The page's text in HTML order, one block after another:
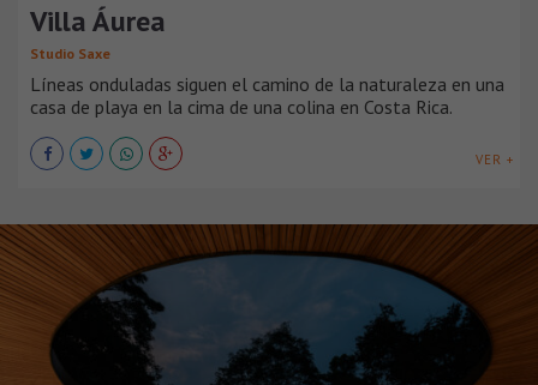
Villa Áurea
Studio Saxe
Líneas onduladas siguen el camino de la naturaleza en una
casa de playa en la cima de una colina en Costa Rica.
VER +